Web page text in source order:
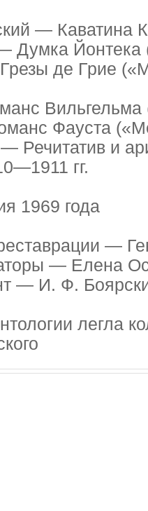
— Каватина
Йонтека
де Грие
Вильгельма
Фауста
Речитатив и
гг.
1969 года
—
— Елена
— И. Ф.
легла